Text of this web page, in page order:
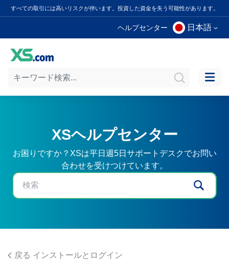
すべての取引には高いリスクが伴います。投資した資金を失う可能性があります。
ヘルプセンター 日本語
XSヘルプセンター
お困りですか？XSは平日週5日サポートデスクでお問い
合わせを受けつけています。
戻る インストールとログイン